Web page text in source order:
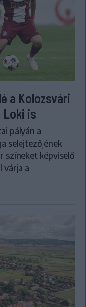
a Kolozsvári
Loki is
pályán a
selejtezőjének
színeket képviselő
várja a